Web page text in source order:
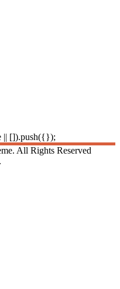
|| []).push({});
All Rights Reserved
.